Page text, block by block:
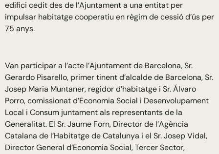
edifici cedit des de l’Ajuntament a una entitat per
impulsar habitatge cooperatiu en règim de cessió d’ús per
75 anys.
Van participar a l’acte l’Ajuntament de Barcelona, Sr.
Gerardo Pisarello, primer tinent d’alcalde de Barcelona, Sr.
Josep Maria Muntaner, regidor d’habitatge i Sr. Álvaro
Porro, comissionat d’Economia Social i Desenvolupament
Local i Consum juntament als representants de la
Generalitat. El Sr. Jaume Forn, Director de l’Agència
Catalana de l’Habitatge de Catalunya i el Sr. Josep Vidal,
Director General d’Economia Social, Tercer Sector,